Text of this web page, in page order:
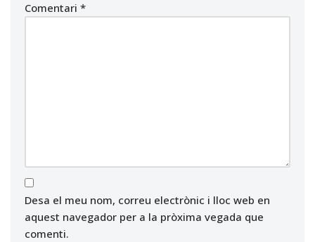
Comentari *
Desa el meu nom, correu electrònic i lloc web en
aquest navegador per a la pròxima vegada que
comenti.